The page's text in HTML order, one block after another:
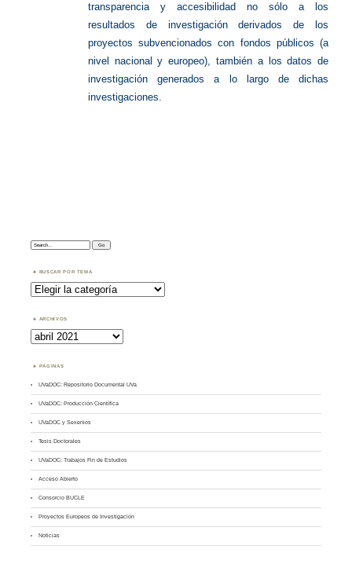
transparencia y accesibilidad no sólo a los
resultados de investigación derivados de los
proyectos subvencionados con fondos públicos (a
nivel nacional y europeo), también a los datos de
investigación generados a lo largo de dichas
investigaciones.
Search:
BUSCAR POR TEMA
Buscar
por
Tema
ARCHIVOS
Archivos
PÁGINAS
UVaDOC: Repositorio Documental UVa
UVaDOC: Producción Científica
UVaDOC y Sexenios
Tesis Doctorales
UVaDOC: Trabajos Fin de Estudios
Acceso Abierto
Consorcio BUCLE
Proyectos Europeos de Investigación
Noticias